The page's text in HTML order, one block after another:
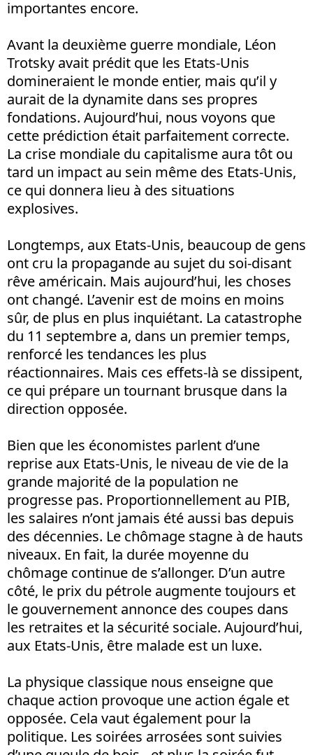
importantes encore.
Avant la deuxième guerre mondiale, Léon
Trotsky avait prédit que les Etats-Unis
domineraient le monde entier, mais qu’il y
aurait de la dynamite dans ses propres
fondations. Aujourd’hui, nous voyons que
cette prédiction était parfaitement correcte.
La crise mondiale du capitalisme aura tôt ou
tard un impact au sein même des Etats-Unis,
ce qui donnera lieu à des situations
explosives.
Longtemps, aux Etats-Unis, beaucoup de gens
ont cru la propagande au sujet du soi-disant
rêve américain. Mais aujourd’hui, les choses
ont changé. L’avenir est de moins en moins
sûr, de plus en plus inquiétant. La catastrophe
du 11 septembre a, dans un premier temps,
renforcé les tendances les plus
réactionnaires. Mais ces effets-là se dissipent,
ce qui prépare un tournant brusque dans la
direction opposée.
Bien que les économistes parlent d’une
reprise aux Etats-Unis, le niveau de vie de la
grande majorité de la population ne
progresse pas. Proportionnellement au PIB,
les salaires n’ont jamais été aussi bas depuis
des décennies. Le chômage stagne à de hauts
niveaux. En fait, la durée moyenne du
chômage continue de s’allonger. D’un autre
côté, le prix du pétrole augmente toujours et
le gouvernement annonce des coupes dans
les retraites et la sécurité sociale. Aujourd’hui,
aux Etats-Unis, être malade est un luxe.
La physique classique nous enseigne que
chaque action provoque une action égale et
opposée. Cela vaut également pour la
politique. Les soirées arrosées sont suivies